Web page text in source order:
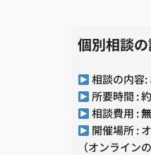
個別相談
相談の内容:
所要時間 :
相談費用 :
開催場所 :
（オンライン